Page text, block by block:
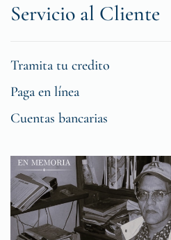
Servicio al Cliente
Tramita tu credito
Paga en línea
Cuentas bancarias